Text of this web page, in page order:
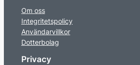
Om oss
Integritetspolicy
Användarvillkor
Dotterbolag
Privacy